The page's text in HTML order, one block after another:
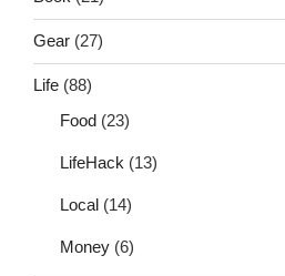
Gear (27)
Life (88)
Food (23)
LifeHack (13)
Local (14)
Money (6)